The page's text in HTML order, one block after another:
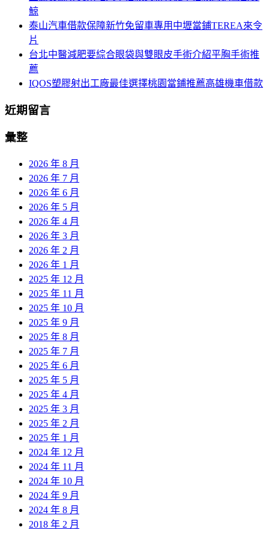
鯨
泰山汽車借款保障新竹免留車專用中壢當鋪TEREA來令
片
台北中醫減肥要綜合眼袋與雙眼皮手術介紹平胸手術推
薦
IQOS塑膠射出工廠最佳選擇桃園當鋪推薦高雄機車借款
近期留言
彙整
2026 年 8 月
2026 年 7 月
2026 年 6 月
2026 年 5 月
2026 年 4 月
2026 年 3 月
2026 年 2 月
2026 年 1 月
2025 年 12 月
2025 年 11 月
2025 年 10 月
2025 年 9 月
2025 年 8 月
2025 年 7 月
2025 年 6 月
2025 年 5 月
2025 年 4 月
2025 年 3 月
2025 年 2 月
2025 年 1 月
2024 年 12 月
2024 年 11 月
2024 年 10 月
2024 年 9 月
2024 年 8 月
2018 年 2 月